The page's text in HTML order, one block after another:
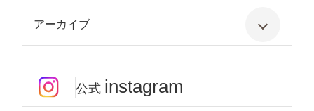
アーカイブ
公式 instagram